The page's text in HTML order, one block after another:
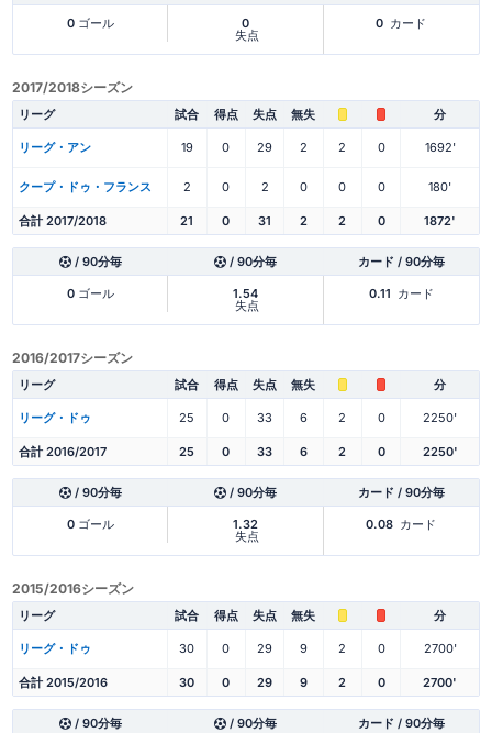
0ゴール 0
失点
0 カード
2017/2018シーズン
リーグ 試合 得点 失点 無失 分
リーグ・アン 19 0 29 2 2 0 1692'
クープ・ドゥ・フランス 2 0 2 0 0 0 180'
合計 2017/2018 21 0 31 2 2 0 1872'
/ 90分毎 / 90分毎 カード / 90分毎
0ゴール 1.54
失点
0.11 カード
2016/2017シーズン
リーグ 試合 得点 失点 無失 分
リーグ・ドゥ 25 0 33 6 2 0 2250'
合計 2016/2017 25 0 33 6 2 0 2250'
/ 90分毎 / 90分毎 カード / 90分毎
0ゴール 1.32
失点
0.08 カード
2015/2016シーズン
リーグ 試合 得点 失点 無失 分
リーグ・ドゥ 30 0 29 9 2 0 2700'
合計 2015/2016 30 0 29 9 2 0 2700'
/ 90分毎 / 90分毎 カード / 90分毎